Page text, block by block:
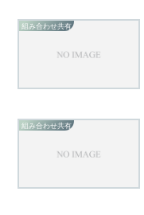
組み合わせ共有
組み合わせ共有